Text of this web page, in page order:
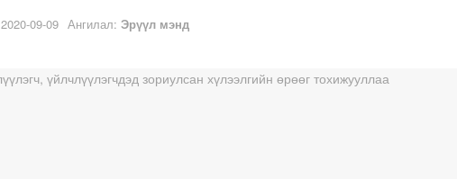
2020-09-09 Ангилал: Эрүүл мэнд